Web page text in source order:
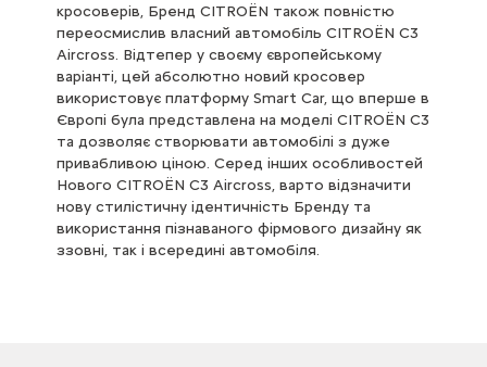
кросоверів, Бренд CITROЁN також повністю
переосмислив власний автомобіль CITROЁN C3
Aircross. Відтепер у своєму європейському
варіанті, цей абсолютно новий кросовер
використовує платформу Smart Car, що вперше в
Європі була представлена на моделі CITROЁN C3
та дозволяє створювати автомобілі з дуже
привабливою ціною. Серед інших особливостей
Нового CITROЁN C3 Aircross, варто відзначити
нову стилістичну ідентичність Бренду та
використання пізнаваного фірмового дизайну як
ззовні, так і всередині автомобіля.